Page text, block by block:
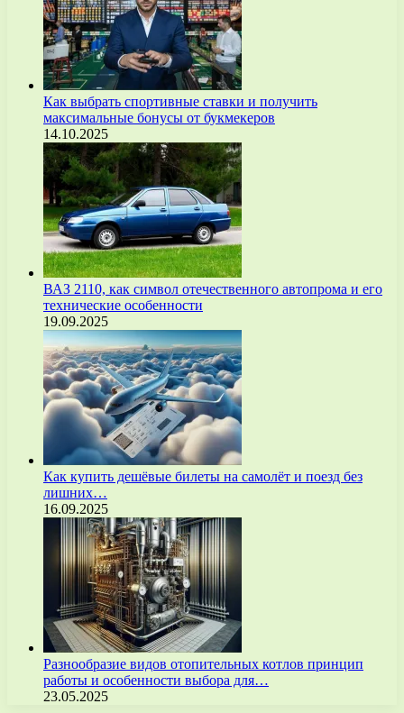
Как выбрать спортивные ставки и получить
максимальные бонусы от букмекеров
14.10.2025
ВАЗ 2110, как символ отечественного автопрома и его
технические особенности
19.09.2025
Как купить дешёвые билеты на самолёт и поезд без
лишних…
16.09.2025
Разнообразие видов отопительных котлов принцип
работы и особенности выбора для…
23.05.2025